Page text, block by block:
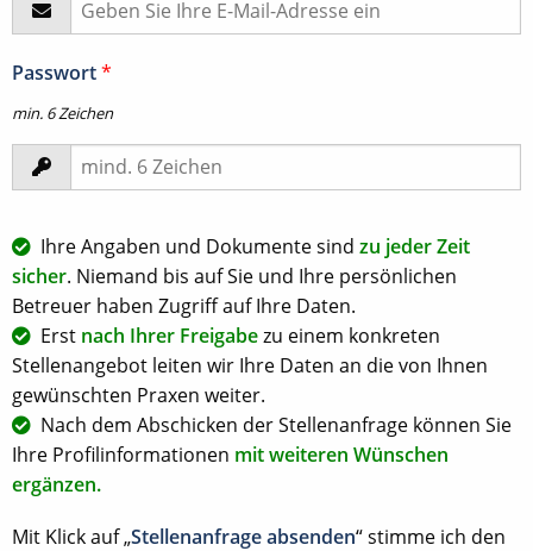
Passwort*
min. 6 Zeichen
Ihre Angaben und Dokumente sind zu jeder Zeit
sicher. Niemand bis auf Sie und Ihre persönlichen
Betreuer haben Zugriff auf Ihre Daten.
Erst nach Ihrer Freigabezu einem konkreten
Stellenangebot leiten wir Ihre Daten an die von Ihnen
gewünschten Praxen weiter.
Nach dem Abschicken der Stellenanfrage können Sie
Ihre Profilinformationen mit weiteren Wünschen
ergänzen.
Mit Klick auf „Stellenanfrage absenden“ stimme ich den